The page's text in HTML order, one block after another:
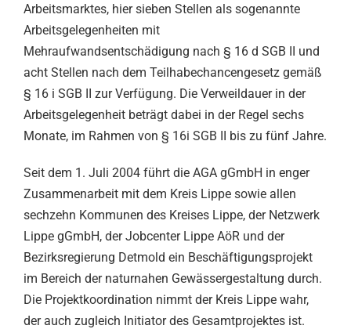
Arbeitsmarktes, hier sieben Stellen als sogenannte
Arbeitsgelegenheiten mit
Mehraufwandsentschädigung nach § 16 d SGB II und
acht Stellen nach dem Teilhabechancengesetz gemäß
§ 16 i SGB II zur Verfügung. Die Verweildauer in der
Arbeitsgelegenheit beträgt dabei in der Regel sechs
Monate, im Rahmen von § 16i SGB II bis zu fünf Jahre.
Seit dem 1. Juli 2004 führt die AGA gGmbH in enger
Zusammenarbeit mit dem Kreis Lippe sowie allen
sechzehn Kommunen des Kreises Lippe, der Netzwerk
Lippe gGmbH, der Jobcenter Lippe AöR und der
Bezirksregierung Detmold ein Beschäftigungsprojekt
im Bereich der naturnahen Gewässergestaltung durch.
Die Projektkoordination nimmt der Kreis Lippe wahr,
der auch zugleich Initiator des Gesamtprojektes ist.